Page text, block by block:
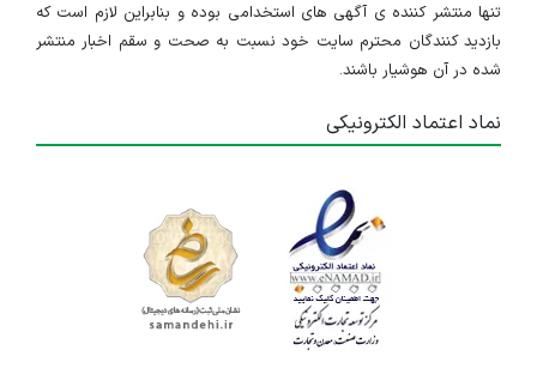
تنها منتشر کننده ی آگهی های استخدامی بوده و بنابراین لازم است که
بازدید کنندگان محترم سایت خود نسبت به صحت و سقم اخبار منتشر
شده در آن هوشیار باشند.
نماد اعتماد الکترونیکی